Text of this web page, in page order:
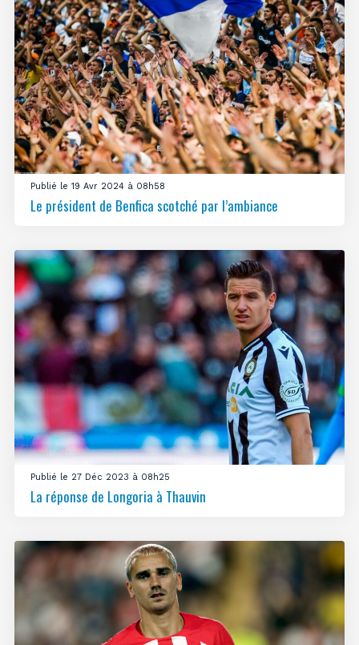
Publié le 19 Avr 2024 à 08h58
Le président de Benfica scotché par l’ambiance
Publié le 27 Déc 2023 à 08h25
La réponse de Longoria à Thauvin